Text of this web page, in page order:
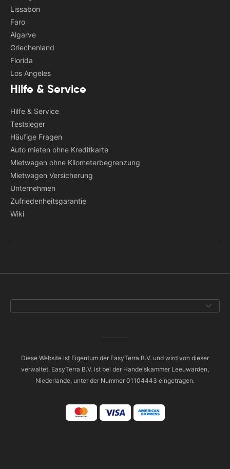
Lissabon
Faro
Algarve
Griechenland
Florida
Los Angeles
Hilfe & Service
Hilfe & Service
Testsieger
Häufige Fragen
Auto mieten ohne Kreditkarte
Mietwagen ohne Kilometerbegrenzung
Mietwagen Versicherung
Unternehmen
Zufriedenheitsgarantie
Wiki
Diese Website ist Eigentum der EasyTerra B.V. und wird von dieser
verwaltet. EasyTerra B.V. ist bei der Handelskammer Leeuwarden,
Niederlande, unter der Nummer 01104443 eingetragen.